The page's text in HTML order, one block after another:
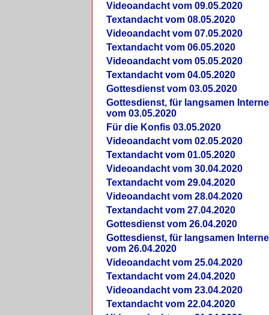
Videoandacht vom 09.05.2020
Textandacht vom 08.05.2020
Videoandacht vom 07.05.2020
Textandacht vom 06.05.2020
Videoandacht vom 05.05.2020
Textandacht vom 04.05.2020
Gottesdienst vom 03.05.2020
Gottesdienst, für langsamen
vom 03.05.2020
Für die Konfis 03.05.2020
Videoandacht vom 02.05.2020
Textandacht vom 01.05.2020
Videoandacht vom 30.04.2020
Textandacht vom 29.04.2020
Videoandacht vom 28.04.2020
Textandacht vom 27.04.2020
Gottesdienst vom 26.04.2020
Gottesdienst, für langsamen
vom 26.04.2020
Videoandacht vom 25.04.2020
Textandacht vom 24.04.2020
Videoandacht vom 23.04.2020
Textandacht vom 22.04.2020